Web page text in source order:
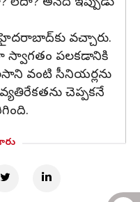
వచ్చారు.
స్వాగతం పలకడానికి
వంటి సీనియర్లను
చెప్పకనే